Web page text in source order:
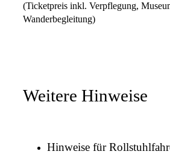
(Ticketpreis inkl. Verpflegung,
Wanderbegleitung)
Weitere Hinweise
Hinweise für